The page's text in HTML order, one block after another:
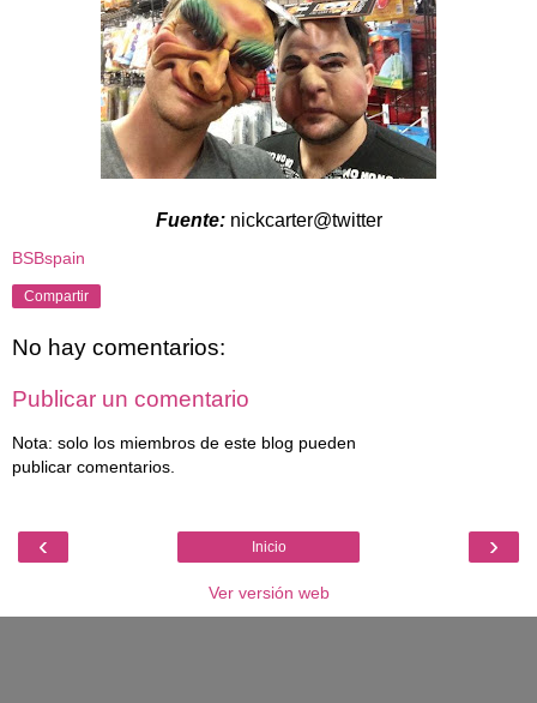
Fuente:nickcarter@twitter
BSBspain
Compartir
No hay comentarios:
Publicar un comentario
Nota: solo los miembros de este blog pueden
publicar comentarios.
‹ ›
Inicio
Ver versión web